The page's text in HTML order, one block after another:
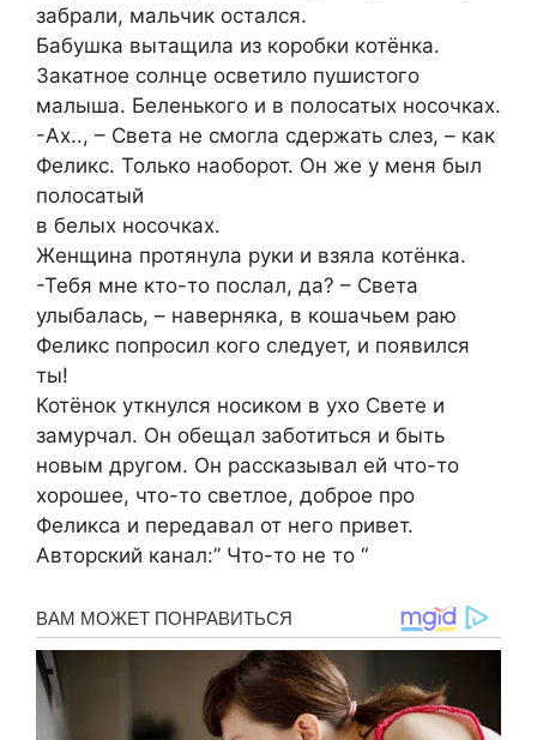
забрали, мальчик остался.
Бабушка вытащила из коробки котёнка.
Закатное солнце осветило пушистого
малыша. Беленького и в полосатых носочках.
-Ах.., – Света не смогла сдержать слез, – как
Феликс. Только наоборот. Он же у меня был
полосатый
в белых носочках.
Женщина протянула руки и взяла котёнка.
-Тебя мне кто-то послал, да? – Света
улыбалась, – наверняка, в кошачьем раю
Феликс попросил кого следует, и появился
ты!
Котёнок уткнулся носиком в ухо Свете и
замурчал. Он обещал заботиться и быть
новым другом. Он рассказывал ей что-то
хорошее, что-то светлое, доброе про
Феликса и передавал от него привет.
Авторский канал:” Что-то не то “